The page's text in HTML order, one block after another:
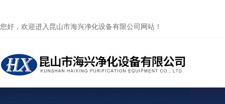
您好，欢迎进入昆山市海兴净化设备有限公司网站！